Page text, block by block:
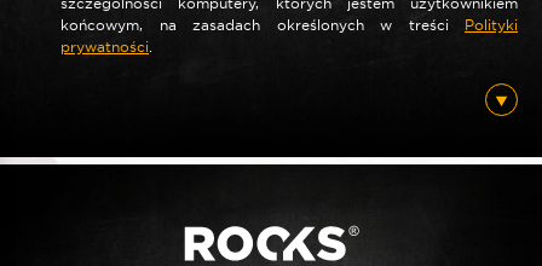
końcowym, na zasadach określonych w treści Polityki
prywatności